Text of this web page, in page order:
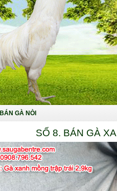
BÁN GÀ NÒI
SỐ 8. BÁN GÀ